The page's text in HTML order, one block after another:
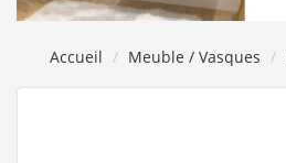
Accueil Meuble / Vasques